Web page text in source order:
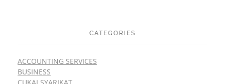
CATEGORIES
ACCOUNTING SERVICES
BUSINESS